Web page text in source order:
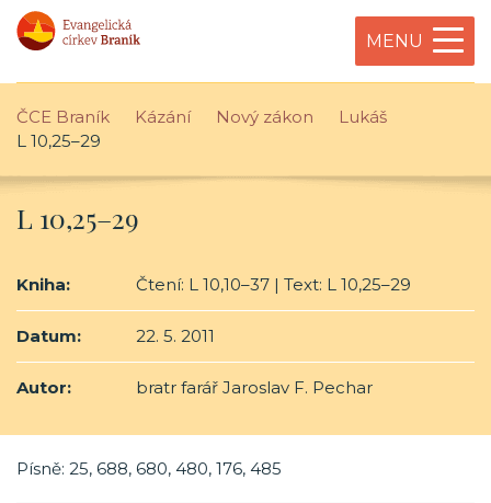
MENU
ČCE Braník Kázání Nový zákon
Lukáš
L 10,25–29
L 10,25–29
Kniha: Čtení: L 10,10–37 | Text: L 10,25–29
Datum: 22. 5. 2011
Autor: bratr farář Jaroslav F. Pechar
Písně: 25, 688, 680, 480, 176, 485